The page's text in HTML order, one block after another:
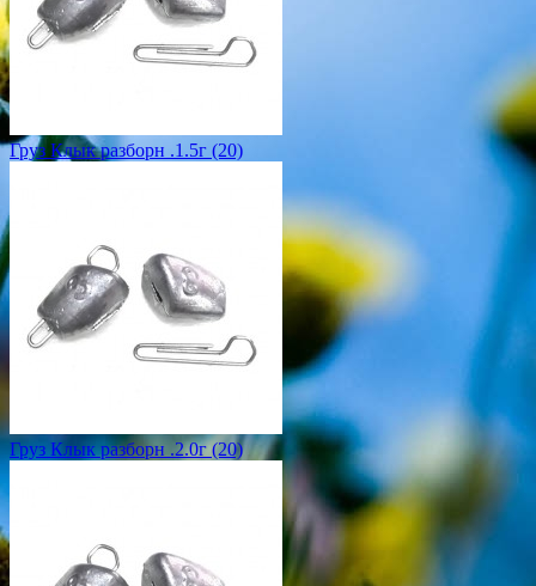
Груз Клык разборн .1.5г (20)
Груз Клык разборн .2.0г (20)